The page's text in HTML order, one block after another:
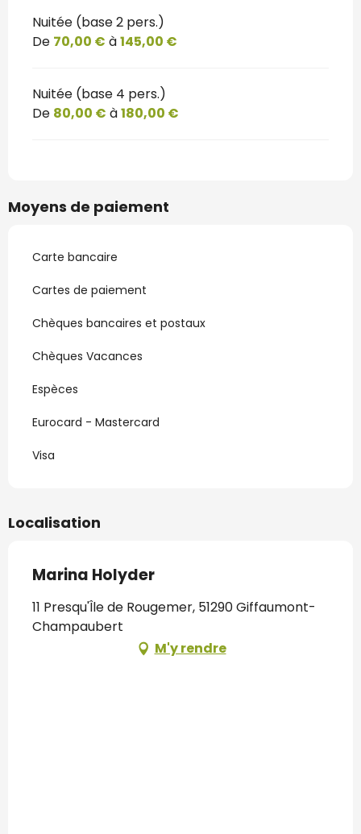
Nuitée (base 2 pers.)
De 70,00 € à145,00 €
Nuitée (base 4 pers.)
De 80,00 € à180,00 €
Moyens de paiement
Carte bancaire
Cartes de paiement
Chèques bancaires et postaux
Chèques Vacances
Espèces
Eurocard - Mastercard
Visa
Localisation
Marina Holyder
11 Presqu'Île de Rougemer, 51290 Giffaumont-
Champaubert
M'y rendre